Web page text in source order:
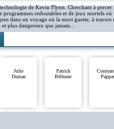
de Kevin Flynn. Cherchant à
programmes redoutables et de jeux mortels
dans un voyage où la mort guette, à
plus dangereux que jamais...
Julie
Dumas
Patrick
Béthune